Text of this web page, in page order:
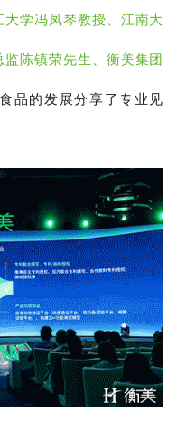
大学冯凤琴教授、江南大
陈镇荣先生、衡美集团
品的发展分享了专业见